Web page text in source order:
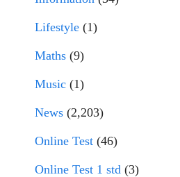
Lifestyle (1)
Maths (9)
Music (1)
News (2,203)
Online Test (46)
Online Test 1 std (3)